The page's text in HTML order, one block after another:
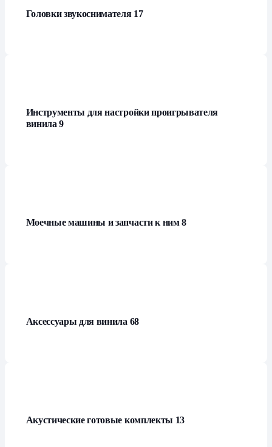
Головки звукоснимателя 17
Инструменты для настройки проигрывателя
винила9
Моечные машины и запчасти к ним8
Аксессуары для винила 68
Акустические готовые комплекты 13